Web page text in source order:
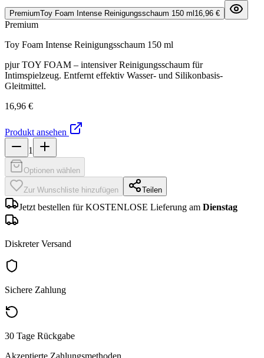
PremiumToy Foam Intense Reinigungsschaum 150 ml 16,96 €
Premium
Toy Foam Intense Reinigungsschaum 150 ml
pjur TOY FOAM – intensiver Reinigungsschaum für
Intimspielzeug. Entfernt effektiv Wasser- und Silikonbasis-
Gleitmittel.
16,96 €
Produkt ansehen
1
Optionen wählen
Zur Wunschliste hinzufügen Teilen
Jetzt bestellen für KOSTENLOSE Lieferung am Dienstag
Diskreter Versand
Sichere Zahlung
30 Tage Rückgabe